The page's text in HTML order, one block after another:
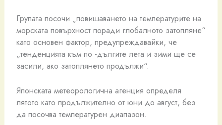
Групата посочи „повишаването на температурите на
морската повърхност поради глобалното затопляне“
като основен фактор, предупреждавайки, че
„тенденцията към по -дългите лета и зими ще се
засили, ако затоплянето продължи“.
Японската метеорологична агенция определя
лятото като продължително от юни до август, без
да посочва температурен диапазон.